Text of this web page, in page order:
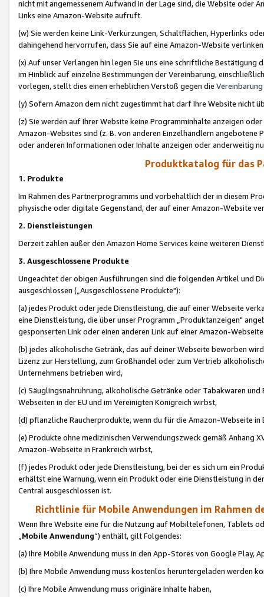
nicht mit angemessenem Aufwand in der Lage sind, die Website oder
Links eine Amazon-Website aufruft.
(w) Sie werden keine Link-Verkürzungen, Schaltflächen, Hyperlinks
dahingehend hervorrufen, dass Sie auf eine Amazon-Website
(x) Auf unser Verlangen hin legen Sie uns eine schriftliche
im Hinblick auf einzelne Bestimmungen der Vereinbarung,
vorlegen, stellt dies einen erheblichen Verstoß gegen die Vereinbarung
(y) Sofern Amazon dem nicht zugestimmt hat darf Ihre Website nicht
(z) Sie werden auf Ihrer Website keine Programminhalte anzeigen
Amazon-Websites sind (z. B. von anderen Einzelhändlern
oder anderen Informationen oder Inhalte anzeigen oder anderweitig
Produktkatalog für das
1. Produkte
Im Rahmen des Partnerprogramms und vorbehaltlich der in diesem
physische oder digitale Gegenstand, der auf einer Amazon-Website
2. Dienstleistungen
Derzeit zählen außer den Amazon Home Services keine weiteren
3. Ausgeschlossene Produkte
Ungeachtet der obigen Ausführungen sind die folgenden Artikel und
ausgeschlossen („Ausgeschlossene Produkte"):
(a) jedes Produkt oder jede Dienstleistung, die auf einer Webseite
eine Dienstleistung, die über unser Programm „Produktanzeigen"
gesponserten Link oder einen anderen Link auf einer Amazon-
(b) jedes alkoholische Getränk, das auf deiner Webseite beworben
Lizenz zur Herstellung, zum Großhandel oder zum Vertrieb
Unternehmens betrieben wird,
(c) Säuglingsnahruhrung, alkoholische Getränke oder Tabakwaren
Webseiten in der EU und im Vereinigten Königreich wirbst,
(d) pflanzliche Raucherprodukte, wenn du für die Amazon-Webseite in
(e) Produkte ohne medizinischen Verwendungszweck gemäß Anhang
Amazon-Webseite in Frankreich wirbst,
(f) jedes Produkt oder jede Dienstleistung, bei der es sich um ein
erhältst eine Warnung, wenn ein Produkt oder eine Dienstleistung in
Central ausgeschlossen ist.
Richtlinie für Mobile Anwendungen im Rahmen
Wenn Ihre Website eine für die Nutzung auf Mobiltelefonen, Tablets
„Mobile Anwendung“) enthält, gilt Folgendes:
(a) Ihre Mobile Anwendung muss in den App-Stores von Google Play,
(b) Ihre Mobile Anwendung muss kostenlos heruntergeladen werden
(c) Ihre Mobile Anwendung muss originäre Inhalte haben,